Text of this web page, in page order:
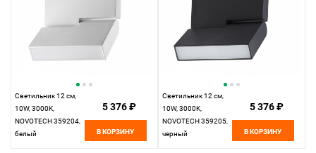
Светильник 12 см,
10W, 3000K,
NOVOTECH 359204,
белый
5 376 ₽
В КОРЗИНУ
Светильник 12 см,
10W, 3000K,
NOVOTECH 359205,
черный
5 376 ₽
В КОРЗИНУ